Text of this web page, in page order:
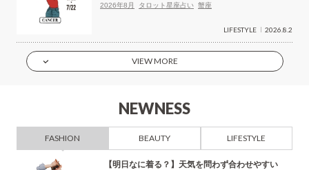
2026年8月 タロット星座占い 蟹座
LIFESTYLE 2026.8.2
VIEW MORE
NEWNESS
FASHION BEAUTY LIFESTYLE
【明日なに着る？】天気を問わず合わせやすい